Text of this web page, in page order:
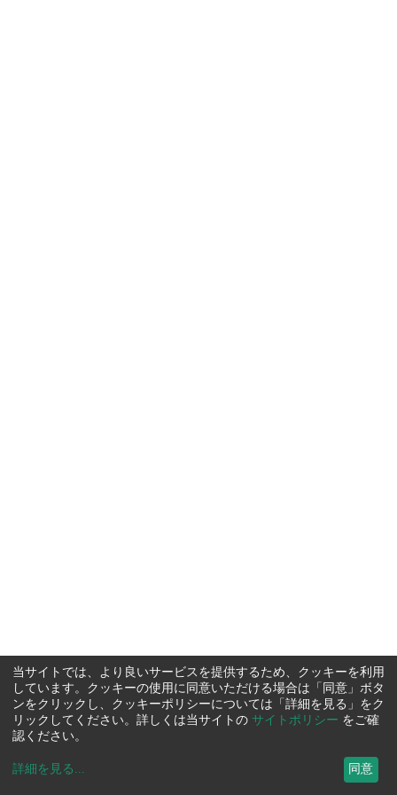
当サイトでは、より良いサービスを提供するため、クッキーを利用
しています。クッキーの使用に同意いただける場合は「同意」ボタ
ンをクリックし、クッキーポリシーについては「詳細を見る」をク
リックしてください。詳しくは当サイトの サイトポリシー をご確
認ください。
詳細を見る ... 同意